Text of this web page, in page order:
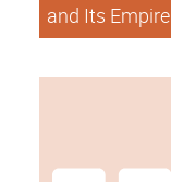
and Its Empire